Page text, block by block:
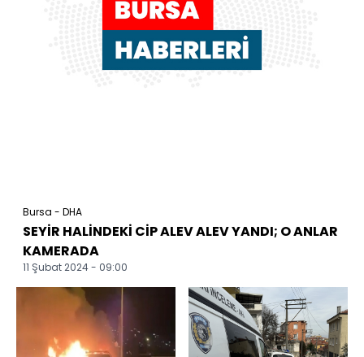
Bursa - DHA
SEYİR HALİNDEKİ CİP ALEV ALEV YANDI; O ANLAR
KAMERADA
11 Şubat 2024 - 09:00